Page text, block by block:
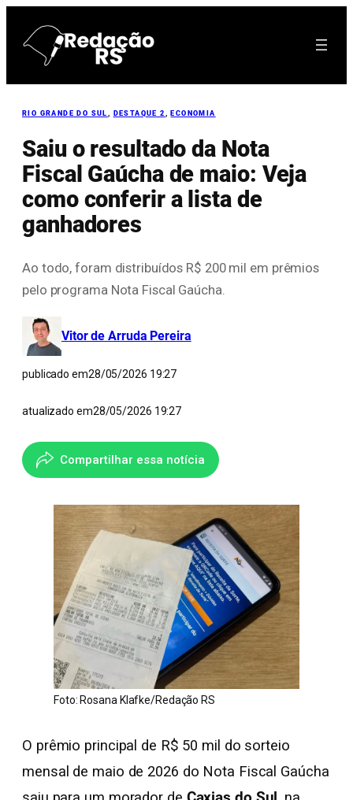
para
RIO GRANDE DO SUL , DESTAQUE 2 , ECONOMIA
Saiu o resultado da Nota
Fiscal Gaúcha de maio: Veja
como conferir a lista de
ganhadores
Ao todo, foram distribuídos R$ 200 mil em prêmios
pelo programa Nota Fiscal Gaúcha.
Vitor de Arruda Pereira
publicado em28/05/2026 19:27
atualizado em28/05/2026 19:27
Compartilhar essa notícia
Foto: Rosana Klafke/Redação RS
O prêmio principal de R$ 50 mil do sorteio
mensal de maio de 2026 do Nota Fiscal Gaúcha